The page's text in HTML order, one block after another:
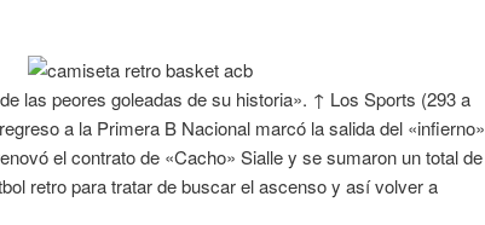
las peores goleadas de su historia». ↑ Los Sports (293 a
a la Primera B Nacional marcó la salida del «infierno»
el contrato de «Cacho» Sialle y se sumaron un total de
retro para tratar de buscar el ascenso y así volver a